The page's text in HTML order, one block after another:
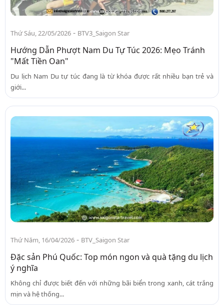
Thứ Sáu, 22/05/2026 - BTV3_Saigon Star
Hướng Dẫn Phượt Nam Du Tự Túc 2026: Mẹo Tránh
"Mất Tiền Oan"
Du lịch Nam Du tự túc đang là từ khóa được rất nhiều bạn trẻ và
giới...
Thứ Năm, 16/04/2026 - BTV_Saigon Star
Đặc sản Phú Quốc: Top món ngon và quà tặng du lịch
ý nghĩa
Không chỉ được biết đến với những bãi biển trong xanh, cát trắng
mịn và hệ thống...